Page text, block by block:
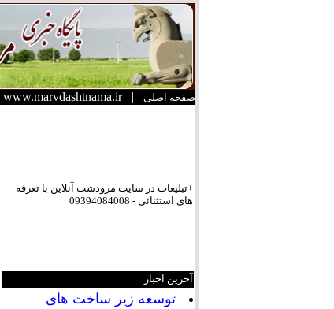
صفحه اصلی |
www.marvdashtnama.ir
+تبلیعات در سایت مرودشت آنلاین با تعرفه
های استثنائی - 09394084008
آخرین اخبار
توسعه زیر ساخت های